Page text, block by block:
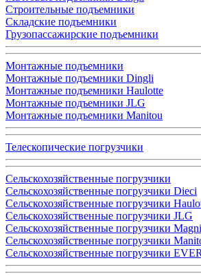
Строительные подъемники
Складские подъемники
Грузопассажирские подъемники
Монтажные подъемники
Монтажные подъемники Dingli
Монтажные подъемники Haulotte
Монтажные подъемники JLG
Монтажные подъемники Manitou
Телескопические погрузчики
Сельскохозяйственные погрузчики
Сельскохозяйственные погрузчики Dieci
Сельскохозяйственные погрузчики
Сельскохозяйственные погрузчики JLG
Сельскохозяйственные погрузчики Magni
Сельскохозяйственные погрузчики
Сельскохозяйственные погрузчики